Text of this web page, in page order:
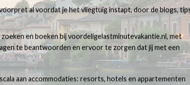
al voordat je het vliegtuig instapt, door de blogs,
en boeken bij voordeligelastminutevakantie.nl, met
te beantwoorden en ervoor te zorgen dat jij met een
aan accommodaties: resorts, hotels en appartementen